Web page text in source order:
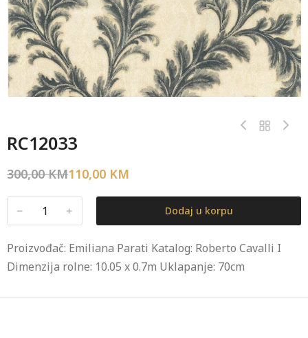
RC12033
300,00KM110,00 KM
﹣ ﹢ Dodaj u korpu
Proizvođač: Emiliana Parati Katalog: Roberto Cavalli I
Dimenzija rolne: 10.05 x 0.7m Uklapanje: 70cm